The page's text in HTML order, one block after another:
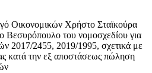
Οικονομικών Χρήστο Σταϊκούρα
Βεσυρόπουλο του νομοσχεδίου για
2017/2455, 2019/1995, σχετικά με
κατά την εξ αποστάσεως πώληση